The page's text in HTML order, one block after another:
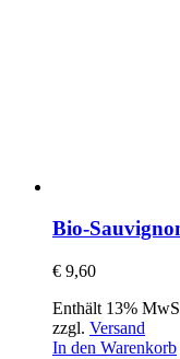
Bio-
€ 9,60
Enthält 13%
zzgl. Versand
In den Warenkorb